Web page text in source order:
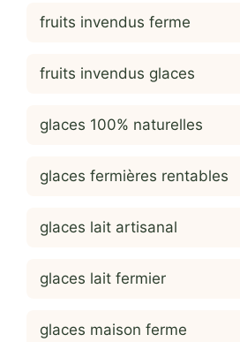
fruits invendus ferme
fruits invendus glaces
glaces 100% naturelles
glaces fermières rentables
glaces lait artisanal
glaces lait fermier
glaces maison ferme